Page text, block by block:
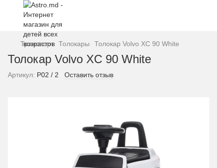
Транспорт Толокары Толокар Volvo XC 90 White
Толокар Volvo XC 90 White
Артикул: P02 / 2 Оставить отзыв